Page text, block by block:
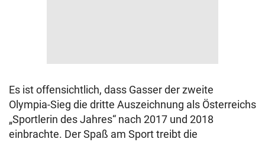
Es ist offensichtlich, dass Gasser der zweite
Olympia-Sieg die dritte Auszeichnung als Österreichs
„Sportlerin des Jahres“ nach 2017 und 2018
einbrachte. Der Spaß am Sport treibt die